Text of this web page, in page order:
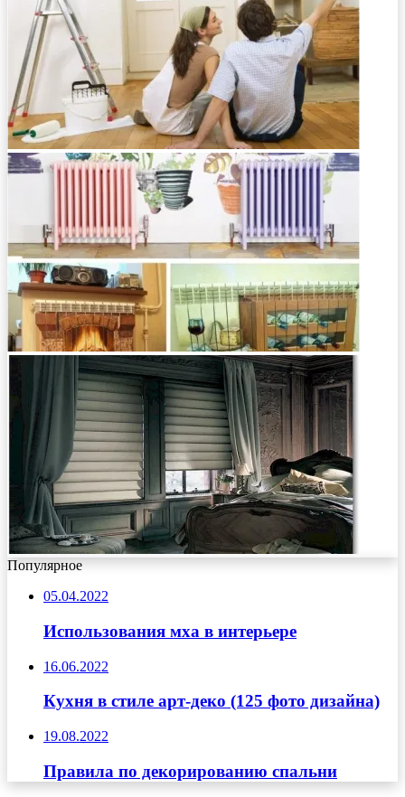
Популярное
05.04.2022
Использования мха в интерьере
16.06.2022
Кухня в стиле арт-деко (125 фото дизайна)
19.08.2022
Правила по декорированию спальни